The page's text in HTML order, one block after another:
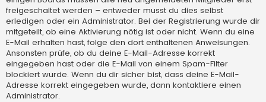
freigeschaltet werden – entweder musst du dies selbst
erledigen oder ein Administrator. Bei der Registrierung wurde dir
mitgeteilt, ob eine Aktivierung nötig ist oder nicht. Wenn du eine
E-Mail erhalten hast, folge den dort enthaltenen Anweisungen.
Ansonsten prüfe, ob du deine E-Mail-Adresse korrekt
eingegeben hast oder die E-Mail von einem Spam-Filter
blockiert wurde. Wenn du dir sicher bist, dass deine E-Mail-
Adresse korrekt eingegeben wurde, dann kontaktiere einen
Administrator.